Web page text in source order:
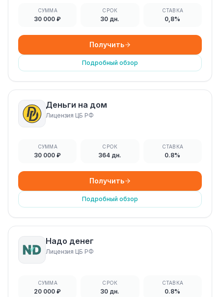
СУММА
30 000 ₽
СРОК
30 дн.
СТАВКА
0,8%
Получить
Подробный обзор
Деньги на дом
Лицензия ЦБ РФ
СУММА
30 000 ₽
СРОК
364 дн.
СТАВКА
0.8%
Получить
Подробный обзор
Надо денег
Лицензия ЦБ РФ
СУММА
20 000 ₽
СРОК
30 дн.
СТАВКА
0.8%